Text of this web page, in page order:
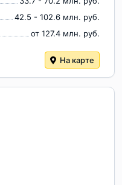
42.5 - 102.6 млн. руб.
от 127.4 млн. руб.
На карте